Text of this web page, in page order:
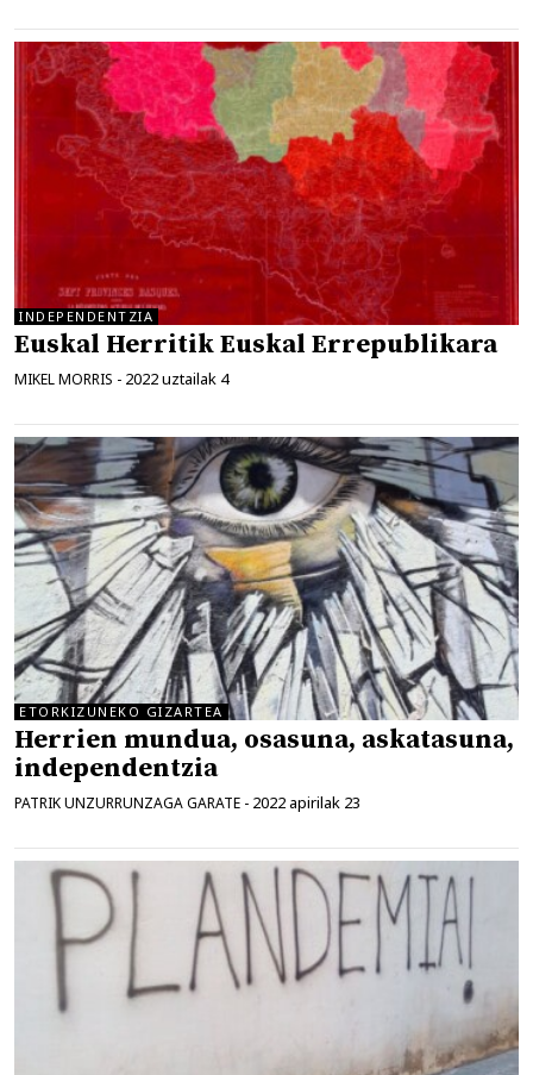
INDEPENDENTZIA
Euskal Herritik Euskal Errepublikara
MIKEL MORRIS - 2022 uztailak 4
ETORKIZUNEKO GIZARTEA
Herrien mundua, osasuna, askatasuna,
independentzia
PATRIK UNZURRUNZAGA GARATE - 2022 apirilak 23